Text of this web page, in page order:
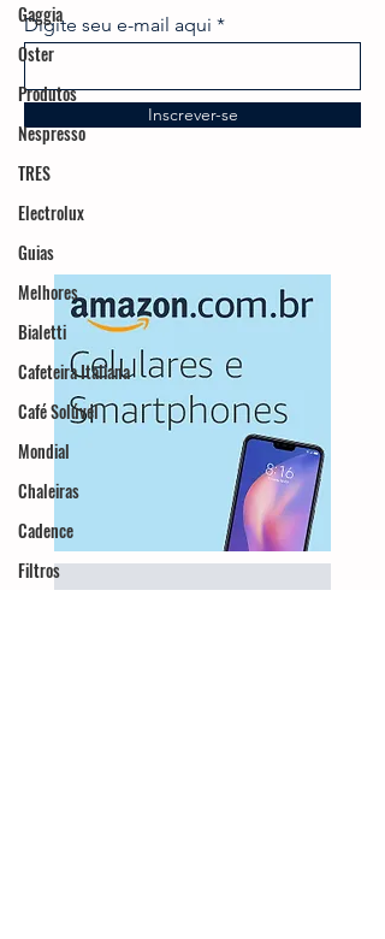
Gaggia
Oster
Produtos
Nespresso
TRES
Electrolux
Guias
Melhores
Bialetti
Cafeteira Italiana
Café Solúvel
Mondial
Chaleiras
Cadence
Filtros
Digite seu e-mail aqui
Inscrever-se